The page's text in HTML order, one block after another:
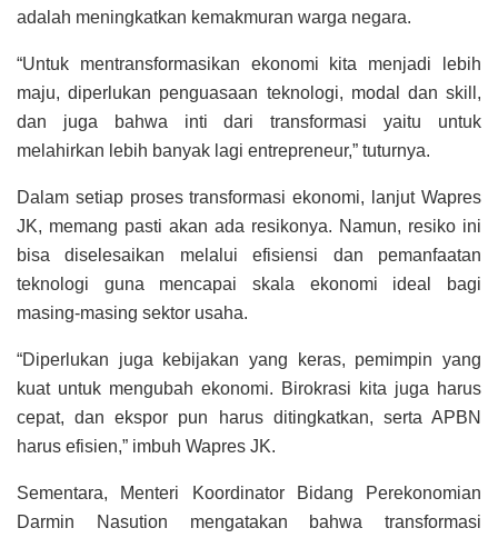
adalah meningkatkan kemakmuran warga negara.
“Untuk mentransformasikan ekonomi kita menjadi lebih
maju, diperlukan penguasaan teknologi, modal dan skill,
dan juga bahwa inti dari transformasi yaitu untuk
melahirkan lebih banyak lagi entrepreneur,” tuturnya.
Dalam setiap proses transformasi ekonomi, lanjut Wapres
JK, memang pasti akan ada resikonya. Namun, resiko ini
bisa diselesaikan melalui efisiensi dan pemanfaatan
teknologi guna mencapai skala ekonomi ideal bagi
masing-masing sektor usaha.
“Diperlukan juga kebijakan yang keras, pemimpin yang
kuat untuk mengubah ekonomi. Birokrasi kita juga harus
cepat, dan ekspor pun harus ditingkatkan, serta APBN
harus efisien,” imbuh Wapres JK.
Sementara, Menteri Koordinator Bidang Perekonomian
Darmin Nasution mengatakan bahwa transformasi